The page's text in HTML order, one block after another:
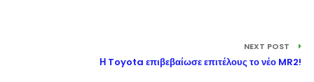
NEXT POST
Η Toyota επιβεβαίωσε επιτέλους το νέο MR2!